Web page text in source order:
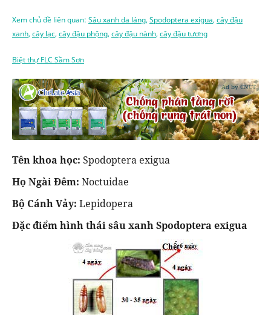
Xem chủ đề liên quan: Sâu xanh da láng, Spodoptera exigua, cây đậu
xanh, cây lạc, cây đậu phộng, cây đậu nành, cây đậu tương
Biệt thự FLC Sầm Sơn
Ad by CNCT
Tên khoa học: Spodoptera exigua
Họ Ngài Đêm: Noctuidae
Bộ Cánh Vảy: Lepidopera
Đặc điểm hình thái sâu xanh Spodoptera exigua